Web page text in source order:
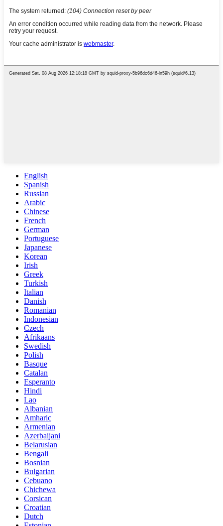
English
Spanish
Russian
Arabic
Chinese
French
German
Portuguese
Japanese
Korean
Irish
Greek
Turkish
Italian
Danish
Romanian
Indonesian
Czech
Afrikaans
Swedish
Polish
Basque
Catalan
Esperanto
Hindi
Lao
Albanian
Amharic
Armenian
Azerbaijani
Belarusian
Bengali
Bosnian
Bulgarian
Cebuano
Chichewa
Corsican
Croatian
Dutch